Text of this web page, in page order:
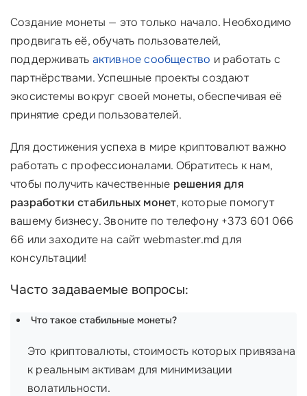
Создание монеты — это только начало. Необходимо
продвигать её, обучать пользователей,
поддерживать активное сообщество и работать с
партнёрствами. Успешные проекты создают
экосистемы вокруг своей монеты, обеспечивая её
принятие среди пользователей.
Для достижения успеха в мире криптовалют важно
работать с профессионалами. Обратитесь к нам,
чтобы получить качественные решения для
разработки стабильных монет, которые помогут
вашему бизнесу. Звоните по телефону +373 601 066
66 или заходите на сайт webmaster.md для
консультации!
Часто задаваемые вопросы:
Что такое стабильные монеты?
Это криптовалюты, стоимость которых привязана
к реальным активам для минимизации
волатильности.